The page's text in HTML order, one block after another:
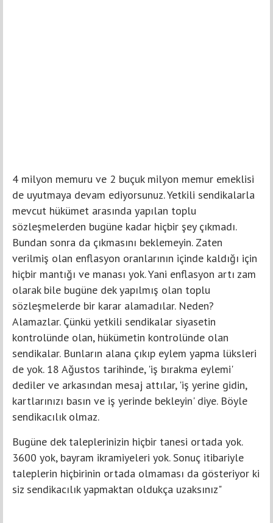
4 milyon memuru ve 2 buçuk milyon memur emeklisi
de uyutmaya devam ediyorsunuz. Yetkili sendikalarla
mevcut hükümet arasında yapılan toplu
sözleşmelerden bugüne kadar hiçbir şey çıkmadı.
Bundan sonra da çıkmasını beklemeyin. Zaten
verilmiş olan enflasyon oranlarının içinde kaldığı için
hiçbir mantığı ve manası yok. Yani enflasyon artı zam
olarak bile bugüne dek yapılmış olan toplu
sözleşmelerde bir karar alamadılar. Neden?
Alamazlar. Çünkü yetkili sendikalar siyasetin
kontrolünde olan, hükümetin kontrolünde olan
sendikalar. Bunların alana çıkıp eylem yapma lüksleri
de yok. 18 Ağustos tarihinde, 'iş bırakma eylemi'
dediler ve arkasından mesaj attılar, 'iş yerine gidin,
kartlarınızı basın ve iş yerinde bekleyin' diye. Böyle
sendikacılık olmaz.
Bugüne dek taleplerinizin hiçbir tanesi ortada yok.
3600 yok, bayram ikramiyeleri yok. Sonuç itibariyle
taleplerin hiçbirinin ortada olmaması da gösteriyor ki
siz sendikacılık yapmaktan oldukça uzaksınız"